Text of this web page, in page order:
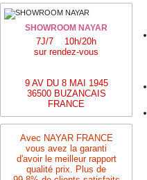
SHOWROOM NAYAR
7J/7 10h/20h
sur rendez-vous
9 AV DU 8 MAI 1945
36500 BUZANCAIS
FRANCE
Avec NAYAR FRANCE
vous avez la garanti
d'avoir le meilleur rapport
qualité prix. Plus de